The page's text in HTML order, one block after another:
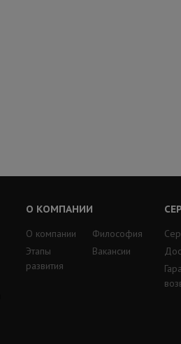
О КОМПАНИИ
О компании
Этапы
развития
Философия
Вакансии